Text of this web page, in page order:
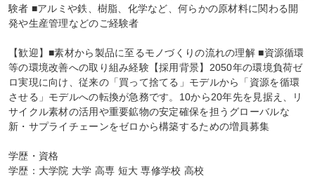
験者 ■アルミや鉄、樹脂、化学など、何らかの原材料に関わる開
発や生産管理などのご経験者
【歓迎】■素材から製品に至るモノづくりの流れの理解 ■資源循環
等の環境改善への取り組み経験【採用背景】2050年の環境負荷ゼ
ロ実現に向け、従来の「買って捨てる」モデルから「資源を循環
させる」モデルへの転換が急務です。10から20年先を見据え、リ
サイクル素材の活用や重要鉱物の安定確保を担うグローバルな
新・サプライチェーンをゼロから構築するための増員募集
学歴・資格
学歴：大学院 大学 高専 短大 専修学校 高校